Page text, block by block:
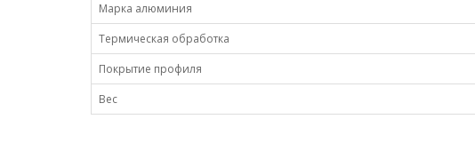
Марка алюминия
Термическая обработка
Покрытие профиля
Вес